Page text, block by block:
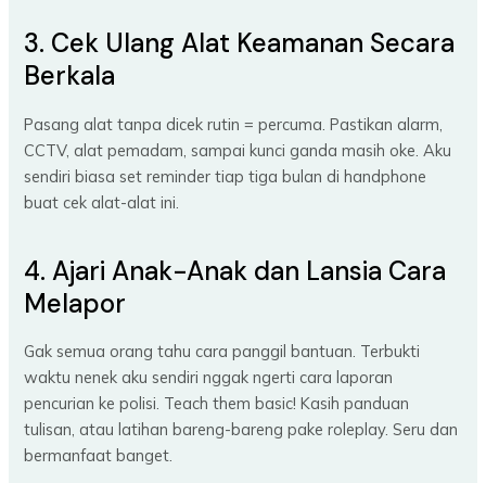
3. Cek Ulang Alat Keamanan Secara
Berkala
Pasang alat tanpa dicek rutin = percuma. Pastikan alarm,
CCTV, alat pemadam, sampai kunci ganda masih oke. Aku
sendiri biasa set reminder tiap tiga bulan di handphone
buat cek alat-alat ini.
4. Ajari Anak-Anak dan Lansia Cara
Melapor
Gak semua orang tahu cara panggil bantuan. Terbukti
waktu nenek aku sendiri nggak ngerti cara laporan
pencurian ke polisi. Teach them basic! Kasih panduan
tulisan, atau latihan bareng-bareng pake roleplay. Seru dan
bermanfaat banget.